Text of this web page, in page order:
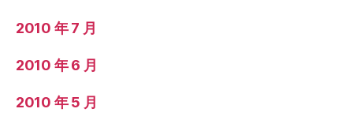
2010 年 7 月
2010 年 6 月
2010 年 5 月